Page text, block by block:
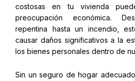
costosas en tu vivienda
preocupación económica.
repentina hasta un incendio,
causar daños significativos a la
los bienes personales dentro de
Sin un seguro de hogar